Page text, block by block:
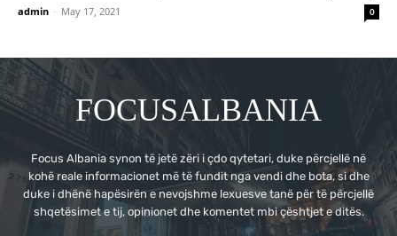
admin - May 17, 2021 0
FOCUSALBANIA
Focus Albania synon të jetë zëri i çdo qytetari, duke përcjellë në
kohë reale informacionet më të fundit nga vendi dhe bota, si dhe
duke i dhënë hapësirën e nevojshme lexuesve tanë për të përcjellë
shqetësimet e tij, opinionet dhe komentet mbi çështjet e ditës.